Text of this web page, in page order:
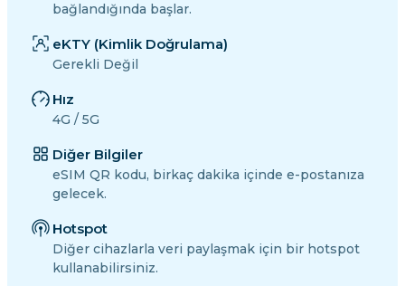
bağlandığında başlar.
eKTY (Kimlik Doğrulama)
Gerekli Değil
Hız
4G / 5G
Diğer Bilgiler
eSIM QR kodu, birkaç dakika içinde e-postanıza
gelecek.
Hotspot
Diğer cihazlarla veri paylaşmak için bir hotspot
kullanabilirsiniz.